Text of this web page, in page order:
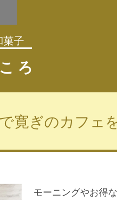
子
ろ
寛ぎのカフェ
モーニングやお得